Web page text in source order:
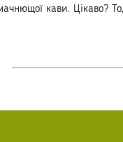
кави. Цікаво?